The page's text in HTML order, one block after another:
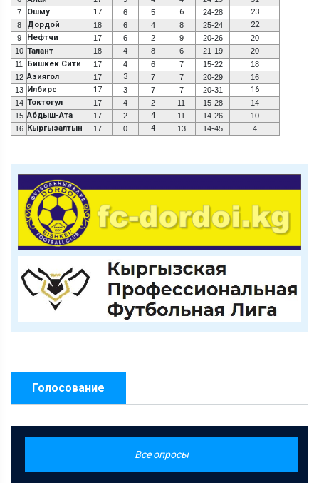
7
Ошму 17 6 5 6 24-28 23
8 Дордой 18 6 4 8 25-24 22
9 Нефтчи 17 6 2 9 20-26
20
10 Талант 18 4 8 6 21-19
20
11
Бишкек Сити 17 4 6 7 15-22
18
12 Азиягол 17 3 7 7 20-29
16
13 Илбирс 17 3 7 7 20-31 16
14 Токтогул 17 4 2 11 15-28
14
15 Абдыш-Ата 17 2 4 11 14-26
10
16 Кыргызалтын 17 0 4 13 14-45 4
Голосование
Все опросы